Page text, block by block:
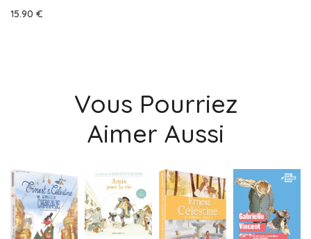
15.90 €
Vous Pourriez
Aimer Aussi